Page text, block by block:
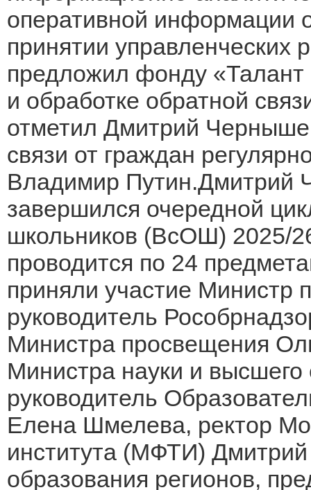
оперативной информации
принятии
предложил фонду «Талант
и обработке обратной
отметил Дмитрий
связи от граждан
Владимир Путин.Дмитрий
завершился очередной
школьников (ВсОШ) 2025/
проводится по 24
приняли участие Министр
руководитель
Министра просвещения
Министра науки и
руководитель
Елена Шмелева, ректор
института (МФТИ)
образования регионов,